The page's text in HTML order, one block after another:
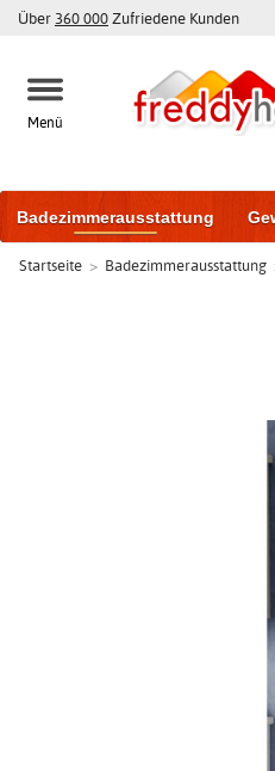
Über 360 000 Zufriedene Kunden
Menü
Badezimmerausstattung
Gartenhäuser und Schuppen
Startseite > Badezimmerausstattung